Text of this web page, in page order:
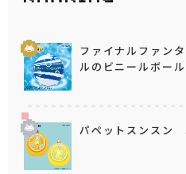
ファイナルファン
ルのビニールボール
パペットスンスン